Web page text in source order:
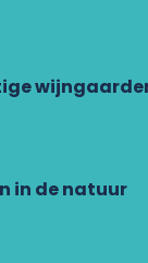
in de natuur